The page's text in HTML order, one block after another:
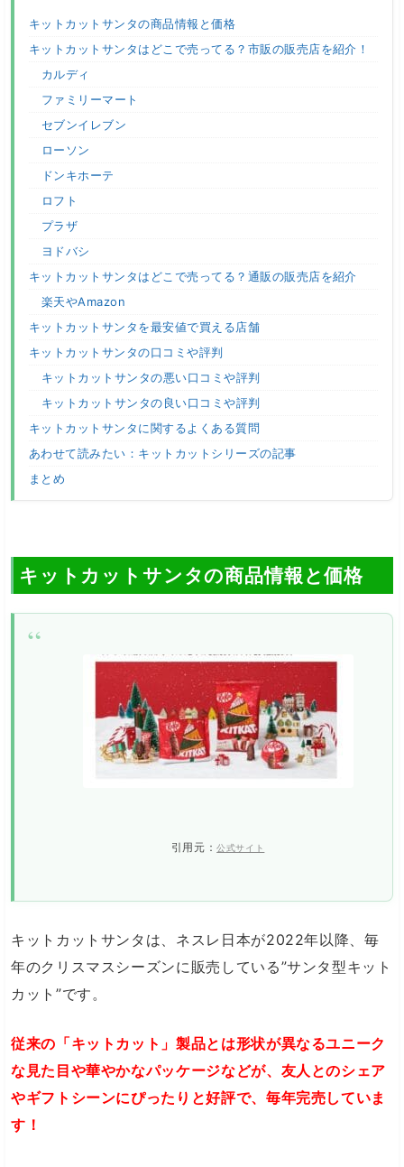
キットカットサンタの商品情報と価格
キットカットサンタはどこで売ってる？市販の販売店を紹介！
カルディ
ファミリーマート
セブンイレブン
ローソン
ドンキホーテ
ロフト
プラザ
ヨドバシ
キットカットサンタはどこで売ってる？通販の販売店を紹介
楽天やAmazon
キットカットサンタを最安値で買える店舗
キットカットサンタの口コミや評判
キットカットサンタの悪い口コミや評判
キットカットサンタの良い口コミや評判
キットカットサンタに関するよくある質問
あわせて読みたい：キットカットシリーズの記事
まとめ
キットカットサンタの商品情報と価格
引用元：公式サイト
キットカットサンタは、ネスレ日本が2022年以降、毎
年のクリスマスシーズンに販売している”サンタ型キット
カット”です。
従来の「キットカット」製品とは形状が異なるユニーク
な見た目や華やかなパッケージなどが、友人とのシェア
やギフトシーンにぴったりと好評で、毎年完売していま
す！